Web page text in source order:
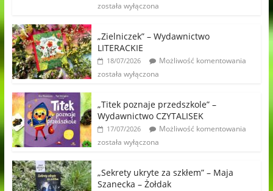
została wyłączona
„Zielniczek” – Wydawnictwo
LITERACKIE
18/07/2026
Możliwość komentowania
została wyłączona
„Titek poznaje przedszkole” –
Wydawnictwo CZYTALISEK
17/07/2026
Możliwość komentowania
została wyłączona
„Sekrety ukryte za szkłem” – Maja
Szanecka – Żołdak